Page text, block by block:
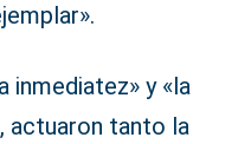
inmediatez» y «la
actuaron tanto la